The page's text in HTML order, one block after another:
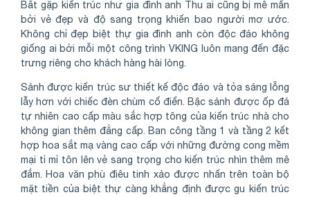
Bắt gặp kiến trúc như gia đình anh Thu ai cũng bị mê mẩn
bởi vẻ đẹp và độ sang trọng khiến bao người mơ ước.
Không chỉ đẹp biệt thự gia đình anh còn độc đáo không
giống ai bởi mỗi một công trình VKING luôn mang đến đặc
trưng riêng cho khách hàng hài lòng.
Sảnh được kiến trúc sư thiết kế độc đáo và tỏa sáng lỗng
lẫy hơn với chiếc đèn chùm cổ điển. Bậc sảnh được ốp đá
tự nhiên cao cấp màu sắc hợp tông của kiến trúc nhà cho
không gian thêm đẳng cấp. Ban công tầng 1 và tầng 2 kết
hợp hoa sắt mạ vàng cao cấp với những đường cong mềm
mại tỉ mỉ tôn lên vẻ sang trọng cho kiến trúc nhìn thêm mê
đắm. Hoa văn phù điêu tinh xảo được nhấn trên toàn bộ
mặt tiền của biệt thự càng khẳng định được gu kiến trúc